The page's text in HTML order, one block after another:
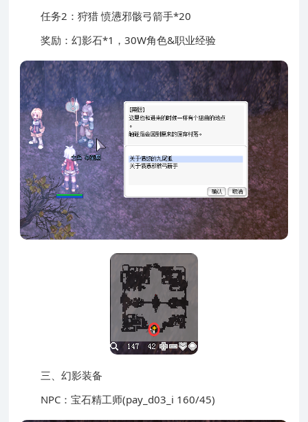
任务2：狩猎 愤懑邪骸弓箭手*20
奖励：幻影石*1，30W角色&职业经验
三、幻影装备
NPC：宝石精工师(pay_d03_i 160/45)